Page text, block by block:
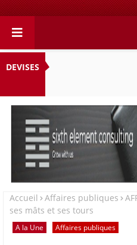
Retrouvez votre chaîne
CANAL+ 36 . Fandaharam-
anareo!
DEVISES
Accueil Affaires publiques
ses mâts et ses tours
A la Une Affaires publiques